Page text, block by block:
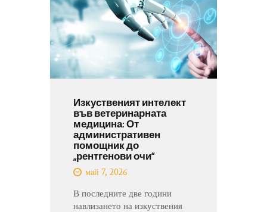
Изкуственият интелект
във ветеринарната
медицина: От
административен
помощник до
„рентгенови очи“
май 7, 2026
В последните две години
навлизането на изкуствения